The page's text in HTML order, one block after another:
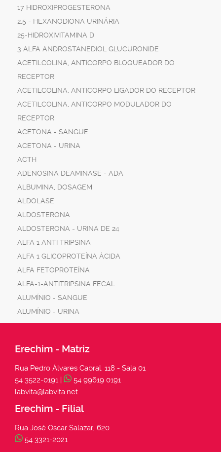
17 HIDROXIPROGESTERONA
2,5 - HEXANODIONA URINÁRIA
25-HIDROXIVITAMINA D
3 ALFA ANDROSTANEDIOL GLUCURONIDE
ACETILCOLINA, ANTICORPO BLOQUEADOR DO
RECEPTOR
ACETILCOLINA, ANTICORPO LIGADOR DO RECEPTOR
ACETILCOLINA, ANTICORPO MODULADOR DO
RECEPTOR
ACETONA - SANGUE
ACETONA - URINA
ACTH
ADENOSINA DEAMINASE - ADA
ALBUMINA, DOSAGEM
ALDOLASE
ALDOSTERONA
ALDOSTERONA - URINA DE 24
ALFA 1 ANTI TRIPSINA
ALFA 1 GLICOPROTEÍNA ÁCIDA
ALFA FETOPROTEÍNA
ALFA-1-ANTITRIPSINA FECAL
ALUMÍNIO - SANGUE
ALUMÍNIO - URINA
Erechim - Matriz
Rua Pedro Álvares Cabral, 118 - Sala 01
54 3522-0191 |
54 99619 0191
labvita@labvita.net
Erechim - Filial
Rua José Oscar Salazar, 620
54 3321-2021